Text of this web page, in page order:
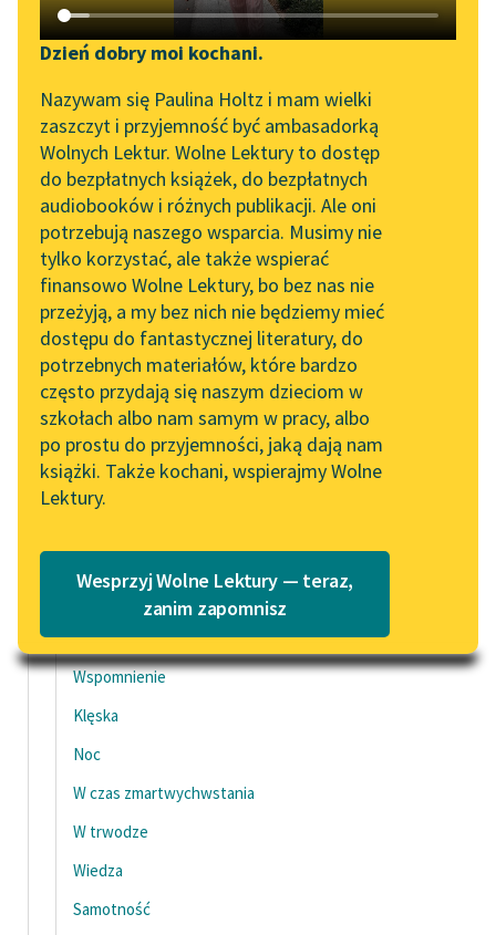
Katalog DAISY
Podkasty o książkach
Zgłoś brak utworu
Aktualności
Zapraszamy na spotkanie
online z tłumaczkami
literatury skandynawskiej
Spotkanie z Katarzyną
Tunkiel w Oslo
Wolne Lektury na 32.
Pol’and’Rock Festivalu
„Kochanek Lady
Chatterley” do słuchania
na Wolnych Lekturach
Nowy audiobook –
„Marzenie o Oriencie”
Lektury szkolne i klasyka
literatury do słuchania dla
uczennic i uczniów z
E-kolekcja lektur
szkolnych i literatury do
słuchania dla uczennic i
uczniów z
Narzędzia
Mapa Wolnych Lektur
Leśmianator
Przewodnik dla piszących i
czytających
API
OAI-PMH
Widget Wolnych Lektur
Przypisy
Katalog w formacie PDF
Dzień dobry moi kochani.
Nazywam się Paulina Holtz i mam wielki
zaszczyt i przyjemność być ambasadorką
Wolnych Lektur. Wolne Lektury to dostęp
do bezpłatnych książek, do bezpłatnych
audiobooków i różnych publikacji. Ale oni
potrzebują naszego wsparcia. Musimy nie
tylko korzystać, ale także wspierać
finansowo Wolne Lektury, bo bez nas nie
przeżyją, a my bez nich nie będziemy mieć
dostępu do fantastycznej literatury, do
potrzebnych materiałów, które bardzo
często przydają się naszym dzieciom w
szkołach albo nam samym w pracy, albo
po prostu do przyjemności, jaką dają nam
książki. Także kochani, wspierajmy Wolne
Lektury.
Wesprzyj Wolne Lektury — teraz,
zanim zapomnisz
Napój cienisty
Spojrzystość (cykl)
Spojrzystość
W lesie
Zwiewność
Wspomnienie
Klęska
Noc
W czas zmartwychwstania
W trwodze
Wiedza
Samotność
pobierz książkę
czytaj online